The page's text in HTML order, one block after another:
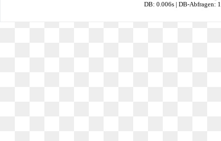
DB: 0.006s | DB-Abfragen: